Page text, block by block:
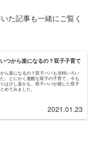
た記事も一緒にご覧く
つから楽になるの？双子子育て
ら楽になるの？双子パパも当時いろい
。とにかく過酷な双子の子育て。今も
は少し楽かも。双子パパが感じた双子
めてみました。
2021.01.23